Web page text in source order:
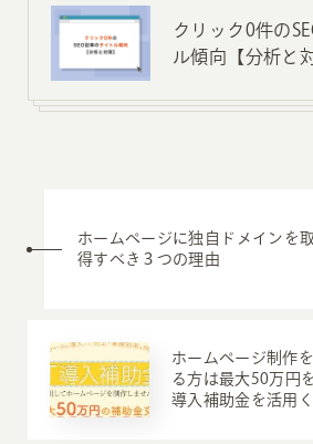
クリック0件の
ル傾向【分析と
ホームページに独自ドメインを取
得すべき３つの理由
ホームページ制作
る方は最大50万円
導入補助金を活用